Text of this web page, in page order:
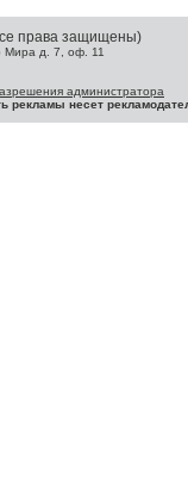
права защищены)
Мира д. 7, оф. 11
администратора
рекламы несет